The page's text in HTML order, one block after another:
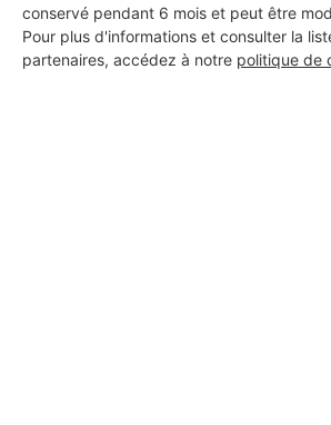
conservé pendant 6 mois et peut être
Pour plus d'informations et consulter la
partenaires, accédez à notre politique de